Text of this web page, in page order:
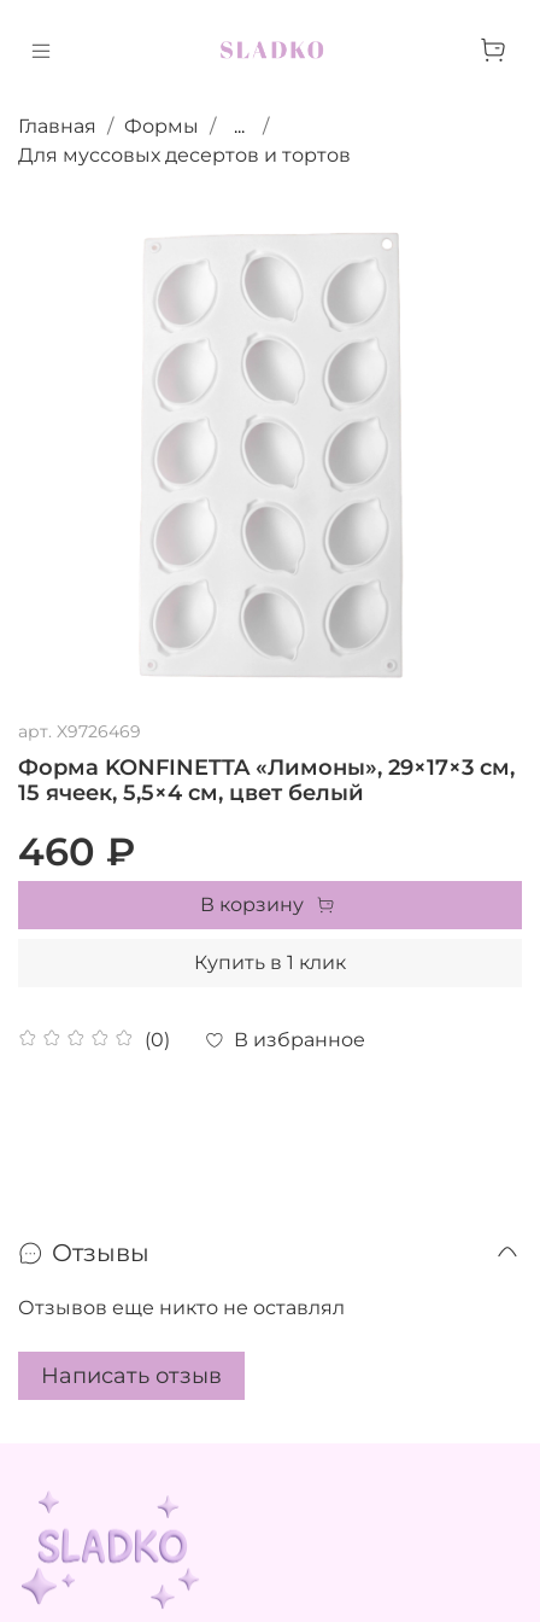
Главная Формы
...
Для муссовых десертов и тортов
арт. X9726469
Форма KONFINETTA «Лимоны», 29×17×3 см,
15 ячеек, 5,5×4 см, цвет белый
(0) В избранное
460 ₽
В корзину
Купить в 1 клик
Отзывы
Отзывов еще никто не оставлял
Написать отзыв